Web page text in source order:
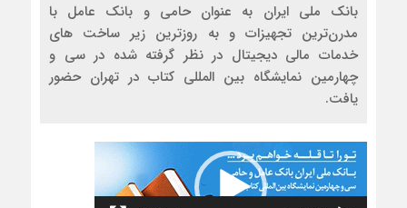
بانک ملی ایران به عنوان حامی و بانک عامل با
مدرن‌ترین تجهیزات و به روزترین زیر ساخت های
خدمات مالی دیجیتال در نظر گرفته شده در سی و
چهارمین نمایشگاه بین المللی کتاب در تهران حضور
یافت.
ویدیو